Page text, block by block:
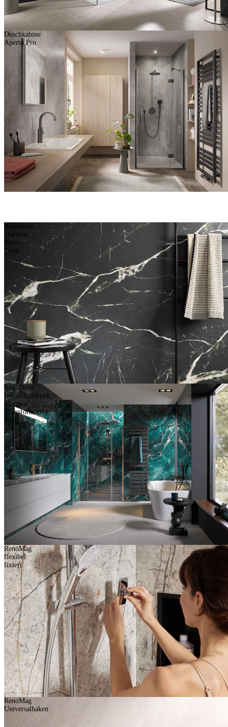
Duschkabine
Aperto Pro
RenoDeco
Marmor,
Nero-
Grün
RenoDeco
Individualdruck,
Marmor,
Transformative
Teal
RenoMag
flexibel
fixiert
RenoMag
Universalhaken